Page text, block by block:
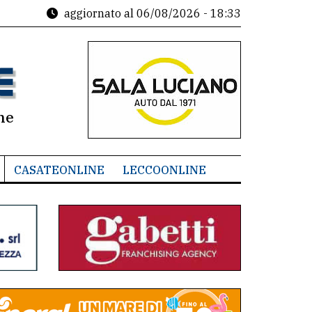
aggiornato al 06/08/2026 - 18:33
CASATEONLINE LECCOONLINE